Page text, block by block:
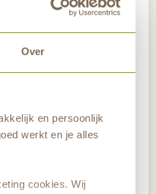
Over
en persoonlijk
werkt en je alles
cookies. Wij